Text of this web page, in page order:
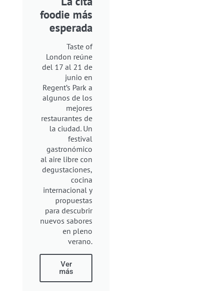
foodie más
esperada
Taste of
London reúne
del 17 al 21 de
junio en
Regent’s Park a
algunos de los
mejores
restaurantes de
la ciudad. Un
festival
gastronómico
al aire libre con
degustaciones,
cocina
internacional y
propuestas
para descubrir
nuevos sabores
en pleno
verano.
Ver
más